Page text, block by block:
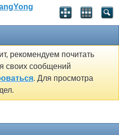
рекомендуем почитать
своих сообщений
. Для просмотра